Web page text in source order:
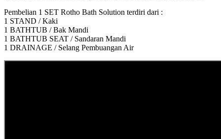
Pembelian 1 SET Rotho Bath Solution terdiri dari :
1 STAND / Kaki
1 BATHTUB / Bak Mandi
1 BATHTUB SEAT / Sandaran Mandi
1 DRAINAGE / Selang Pembuangan Air